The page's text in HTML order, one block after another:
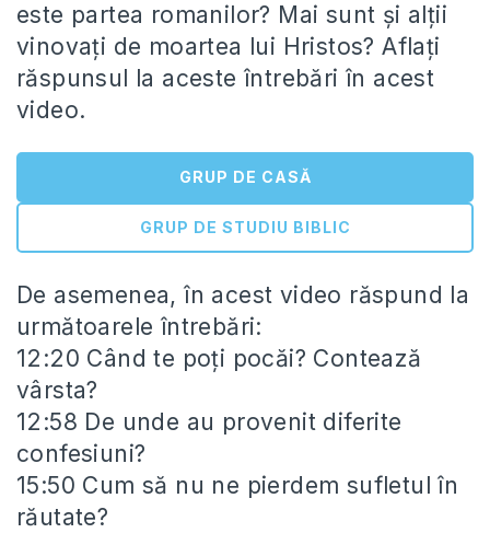
este partea romanilor? Mai sunt și alții
vinovați de moartea lui Hristos? Aflați
răspunsul la aceste întrebări în acest
video.
GRUP DE CASĂ
GRUP DE STUDIU BIBLIC
De asemenea, în acest video răspund la
următoarele întrebări:
12:20 Când te poți pocăi? Contează
vârsta?
12:58 De unde au provenit diferite
confesiuni?
15:50 Cum să nu ne pierdem sufletul în
răutate?